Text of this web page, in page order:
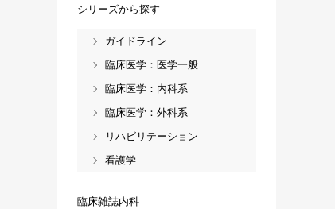
シリーズから探す
ガイドライン
臨床医学：医学一般
臨床医学：内科系
臨床医学：外科系
リハビリテーション
看護学
臨床雑誌内科